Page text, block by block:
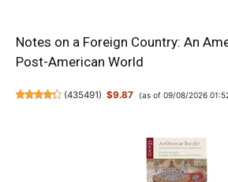
Notes on a Foreign Country: An
Post-American World
(435491) $9.87 (as of 09/08/2026